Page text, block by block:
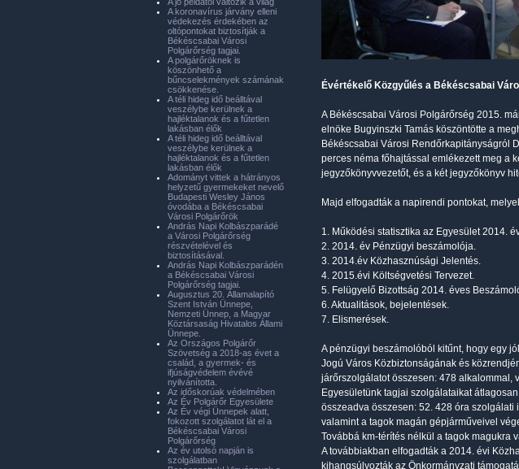
Évértékelő Közgyűlés a Békéscsabai
A Békéscsabai Városi Polgárőrség 2015.
elnöke Bugyinszki Tamás köszöntötte a
Békéscsabai Városi Rendőrkapitányságról
perces néma főhajtással emlékezett meg a
jegyzőkönyvvezetőt, és a két jegyzőkönyv
Majd elfogadták a napirendi pontokat,
1. Működési statisztika az Egyesület 2014.
2. 2014. év Pénzügyi beszámolója.
3. 2014.év Közhasznúsági Jelentés.
4. 2015.évi Költségvetési Tervezet.
5. Felügyelő Bizottság 2014. éves
6. Aktualitások, bejelentések.
7. Elismerések.
A pénzügyi beszámolóból kitűnt, hogy egy
Jogú Város Közbiztonságának és
járőrszolgálatot összesen: 478 alkalommal,
Egyesületünk tagjai szolgálataikat
összeadva összesen: 52. 428 óra
valamint a tagok magán gépjárműveivel
Továbbá km-térítés nélkül a tagok magukra
A továbbiakban elfogadták a 2014. évi
kihangsúlyozták az Önkormányzati
A koronavírus járvány elleni
védekezés érdekében az
oltópontokat biztosítják a
Békéscsabai Városi
Polgárőrség tagjai.
A polgárőröknek is
köszönhető a
bűncselekmények számának
csökkenése.
A téli hideg idő beálltával
veszélybe kerülnek a
hajléktalanok és a fűtetlen
lakásban élők
A téli hideg idő beálltával
veszélybe kerülnek a
hajléktalanok és a fűtetlen
lakásban élők
Adományt vittek a hátrányos
helyzetű gyermekeket nevelő
Budapesti Wesley János
óvodába a Békéscsabai
Városi Polgárőrök
András Napi Kolbászparádé
a Városi Polgárőrség
részvételével és
biztosításával.
András Napi Kolbászparádén
a Békéscsabai Városi
Polgárőrség tagjai.
Augusztus 20. Államalapító
Szent István Ünnepe,
Nemzeti Ünnep, a Magyar
Köztársaság Hivatalos Állami
Ünnepe.
Az Országos Polgárőr
Szövetség a 2018-as évet a
család, a gyermek- és
ifjúságvédelem évévé
nyilvánította.
Az időskorúak védelmében
Az Év Polgárőr Egyesülete
Az Év végi Ünnepek alatt,
fokozott szolgálatot lát el a
Békéscsabai Városi
Polgárőrség
Az év utolsó napján is
szolgálatban